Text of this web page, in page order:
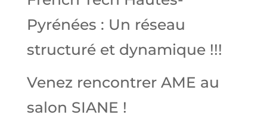
Pyrénées : Un réseau
structuré et dynamique !!!
Venez rencontrer AME au
salon SIANE !